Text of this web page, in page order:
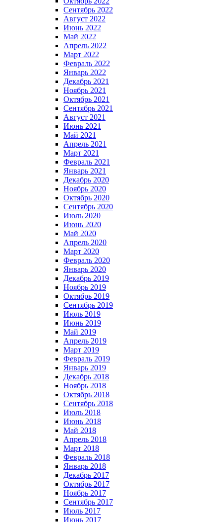
Сентябрь 2022
Август 2022
Июнь 2022
Май 2022
Апрель 2022
Март 2022
Февраль 2022
Январь 2022
Декабрь 2021
Ноябрь 2021
Октябрь 2021
Сентябрь 2021
Август 2021
Июнь 2021
Май 2021
Апрель 2021
Март 2021
Февраль 2021
Январь 2021
Декабрь 2020
Ноябрь 2020
Октябрь 2020
Сентябрь 2020
Июль 2020
Июнь 2020
Май 2020
Апрель 2020
Март 2020
Февраль 2020
Январь 2020
Декабрь 2019
Ноябрь 2019
Октябрь 2019
Сентябрь 2019
Июль 2019
Июнь 2019
Май 2019
Апрель 2019
Март 2019
Февраль 2019
Январь 2019
Декабрь 2018
Ноябрь 2018
Октябрь 2018
Сентябрь 2018
Июль 2018
Июнь 2018
Май 2018
Апрель 2018
Март 2018
Февраль 2018
Январь 2018
Декабрь 2017
Октябрь 2017
Ноябрь 2017
Сентябрь 2017
Июль 2017
Июнь 2017